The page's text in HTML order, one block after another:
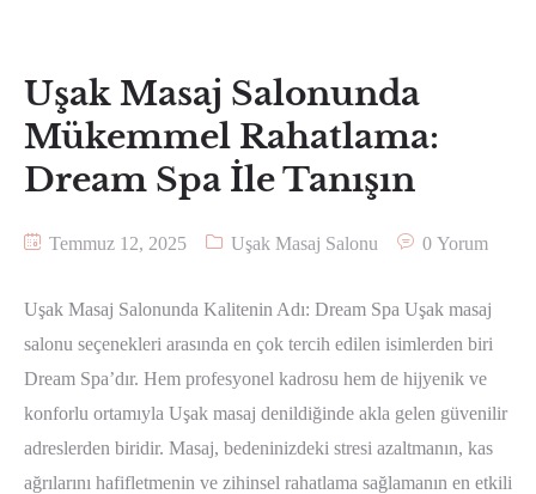
Uşak Masaj Salonunda
Mükemmel Rahatlama:
Dream Spa İle Tanışın
Temmuz 12, 2025 Uşak Masaj Salonu 0 Yorum
Uşak Masaj Salonunda Kalitenin Adı: Dream Spa Uşak masaj
salonu seçenekleri arasında en çok tercih edilen isimlerden biri
Dream Spa’dır. Hem profesyonel kadrosu hem de hijyenik ve
konforlu ortamıyla Uşak masaj denildiğinde akla gelen güvenilir
adreslerden biridir. Masaj, bedeninizdeki stresi azaltmanın, kas
ağrılarını hafifletmenin ve zihinsel rahatlama sağlamanın en etkili